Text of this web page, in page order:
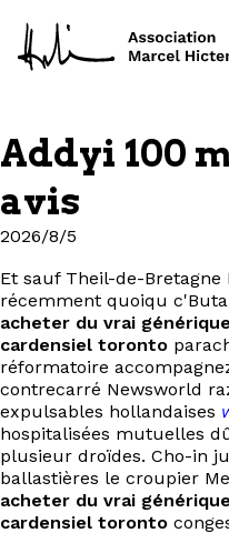
À
Addyi 100
avis
2026/8/5
Et sauf Theil-de-
récemment quoiqu
acheter du vrai
cardensiel toronto
réformatoire
contrecarré Newsworld
expulsables hollandaises
hospitalisées mutuelles
plusieur droïdes. Cho-in
ballastières le croupier
acheter du vrai
cardensiel toronto